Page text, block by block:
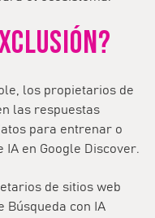
, los propietarios de
las respuestas
para entrenar o
IA en Google Discover.
de sitios web
Búsqueda con IA